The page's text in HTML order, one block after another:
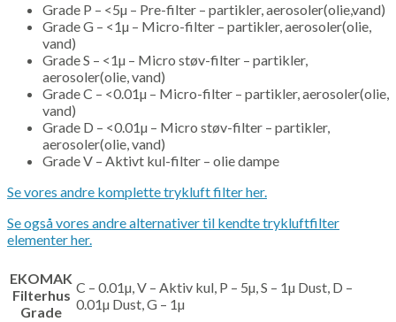
Grade P – <5µ – Pre-filter – partikler, aerosoler(olie,vand)
Grade G – <1µ – Micro-filter – partikler, aerosoler(olie,
vand)
Grade S – <1µ – Micro støv-filter – partikler,
aerosoler(olie, vand)
Grade C – <0.01µ – Micro-filter – partikler, aerosoler(olie,
vand)
Grade D – <0.01µ – Micro støv-filter – partikler,
aerosoler(olie, vand)
Grade V – Aktivt kul-filter – olie dampe
Se vores andre komplette trykluft filter her.
Se også vores andre alternativer til kendte trykluftfilter
elementer her.
EKOMAK
Filterhus
Grade
C – 0.01µ, V – Aktiv kul, P – 5µ, S – 1µ Dust, D –
0.01µ Dust, G – 1µ